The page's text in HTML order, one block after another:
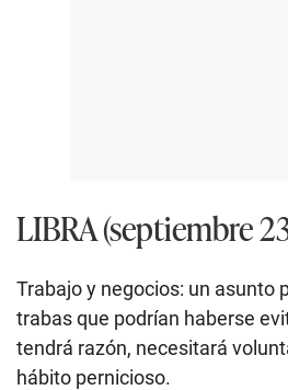
LIBRA (septiembre
Trabajo y negocios: un asunto
trabas que podrían haberse
tendrá razón, necesitará
hábito pernicioso.